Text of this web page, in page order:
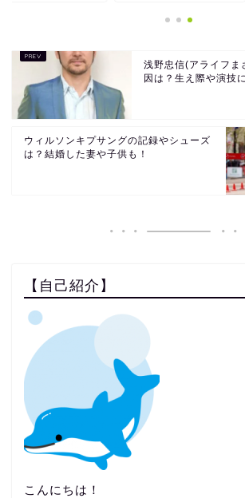
浅野忠信(アライフま
因は？生え際や演技
ウィルソンキプサングの記録やシューズ
は？結婚した妻や子供も！
【自己紹介】
こんにちは！